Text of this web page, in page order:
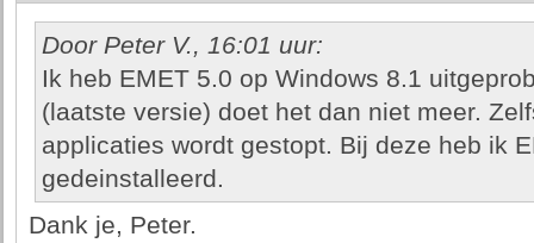
Door Peter V., 16:01 uur:
Ik heb EMET 5.0 op Windows 8.1
(laatste versie) doet het dan niet meer.
applicaties wordt gestopt. Bij deze heb ik
gedeinstalleerd.
Dank je, Peter.